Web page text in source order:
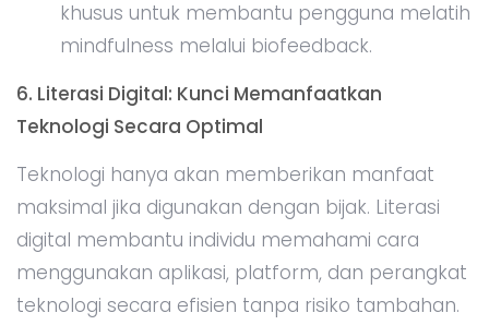
khusus untuk membantu pengguna melatih
mindfulness melalui biofeedback.
6. Literasi Digital: Kunci Memanfaatkan
Teknologi Secara Optimal
Teknologi hanya akan memberikan manfaat
maksimal jika digunakan dengan bijak. Literasi
digital membantu individu memahami cara
menggunakan aplikasi, platform, dan perangkat
teknologi secara efisien tanpa risiko tambahan.